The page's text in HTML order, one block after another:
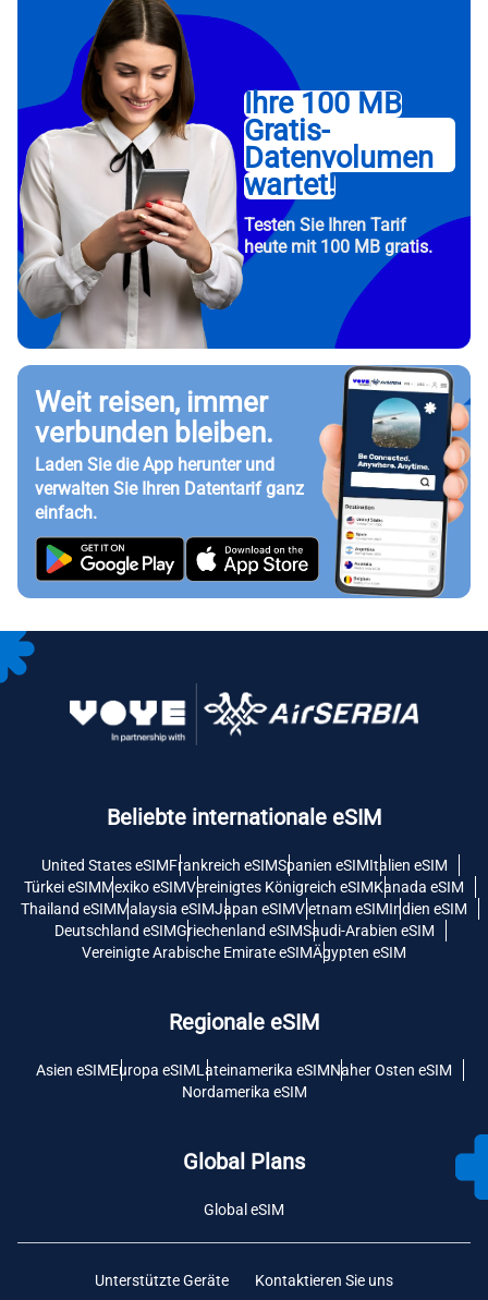
Ihre 100 MB
Gratis-
Datenvolumen
wartet!
Testen Sie Ihren Tarif
heute mit 100 MB gratis.
Weit reisen, immer
verbunden bleiben.
Laden Sie die App herunter und
verwalten Sie Ihren Datentarif ganz
einfach.
Beliebte internationale eSIM
United States eSIMFrankreich eSIMSpanien eSIMItalien eSIM
Türkei eSIMMexiko eSIMVereinigtes Königreich eSIMKanada eSIM
Thailand eSIMMalaysia eSIMJapan eSIMVietnam eSIMIndien eSIM
Deutschland eSIMGriechenland eSIMSaudi-Arabien eSIM
Vereinigte Arabische Emirate eSIMÄgypten eSIM
Regionale eSIM
Asien eSIMEuropa eSIMLateinamerika eSIMNaher Osten eSIM
Nordamerika eSIM
Global Plans
Global eSIM
Unterstützte Geräte Kontaktieren Sie uns